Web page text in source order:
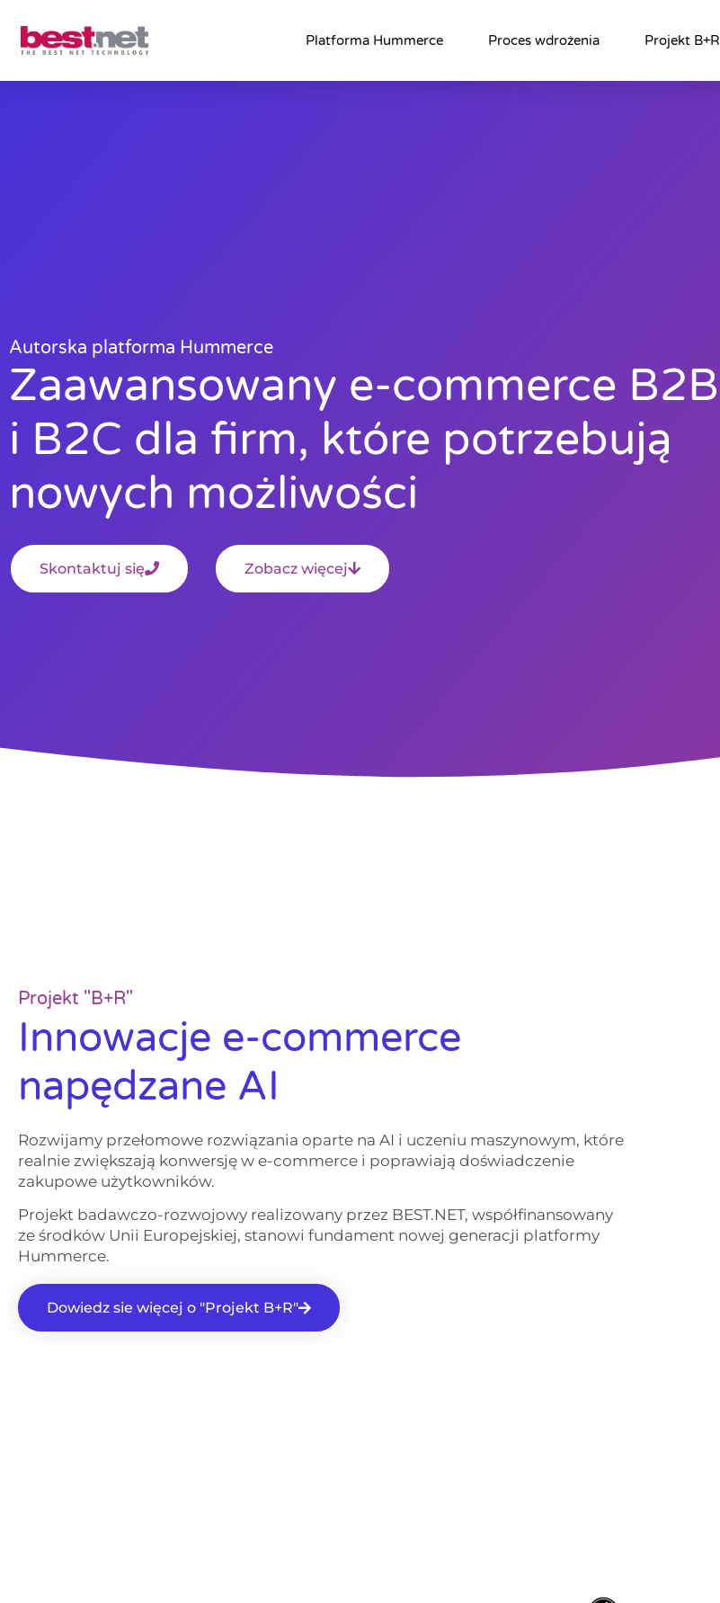
Platforma Hummerce Proces wdrożenia Projekt B+R
Autorska platforma Hummerce
Zaawansowany e-commerce B2B
i B2C dla firm, które potrzebują
nowych możliwości
Skontaktuj się Zobacz więcej
Projekt "B+R"
Innowacje e-commerce
napędzane AI
Rozwijamy przełomowe rozwiązania oparte na AI i uczeniu maszynowym, które
realnie zwiększają konwersję w e-commerce i poprawiają doświadczenie
zakupowe użytkowników.
Projekt badawczo-rozwojowy realizowany przez BEST.NET, współfinansowany
ze środków Unii Europejskiej, stanowi fundament nowej generacji platformy
Hummerce.
Dowiedz sie więcej o "Projekt B+R"